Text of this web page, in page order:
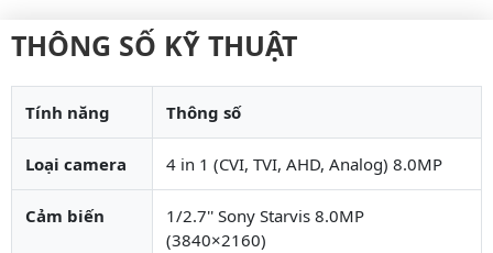
THÔNG SỐ KỸ THUẬT
Tính năng Thông số
Loại camera 4 in 1 (CVI, TVI, AHD, Analog) 8.0MP
Cảm biến
1/2.7'' Sony Starvis 8.0MP
(3840×2160)